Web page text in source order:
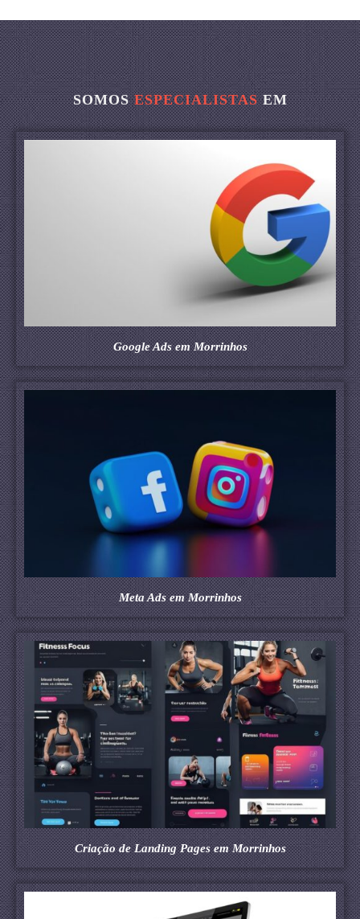
SOMOSESPECIALISTASEM
Google Ads em Morrinhos
Meta Ads em Morrinhos
Criação de Landing Pages em Morrinhos